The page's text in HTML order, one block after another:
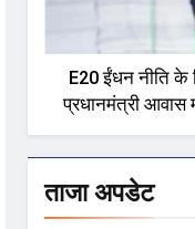
E20 ईंधन नीति के
प्रधानमंत्री आवास
ताजा अपडेट